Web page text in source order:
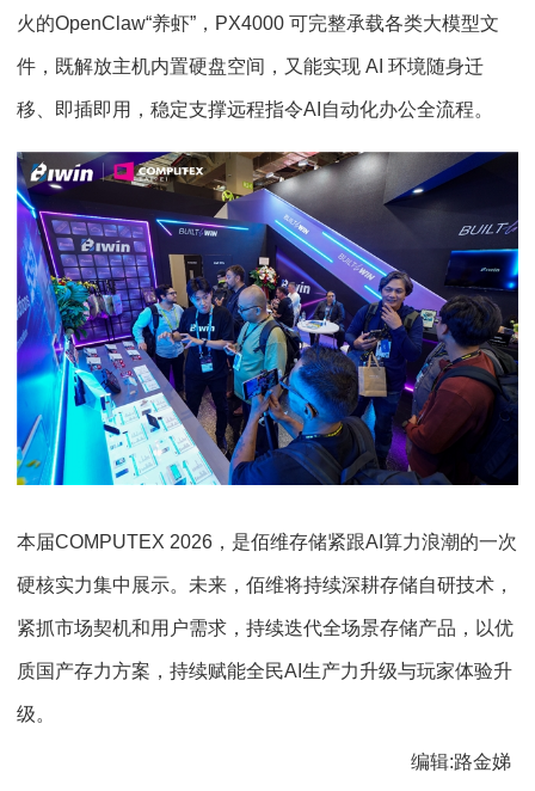
火的OpenClaw“养虾”，PX4000 可完整承载各类大模型文
件，既解放主机内置硬盘空间，又能实现 AI 环境随身迁
移、即插即用，稳定支撑远程指令AI自动化办公全流程。
本届COMPUTEX 2026，是佰维存储紧跟AI算力浪潮的一次
硬核实力集中展示。未来，佰维将持续深耕存储自研技术，
紧抓市场契机和用户需求，持续迭代全场景存储产品，以优
质国产存力方案，持续赋能全民AI生产力升级与玩家体验升
级。
编辑:路金娣